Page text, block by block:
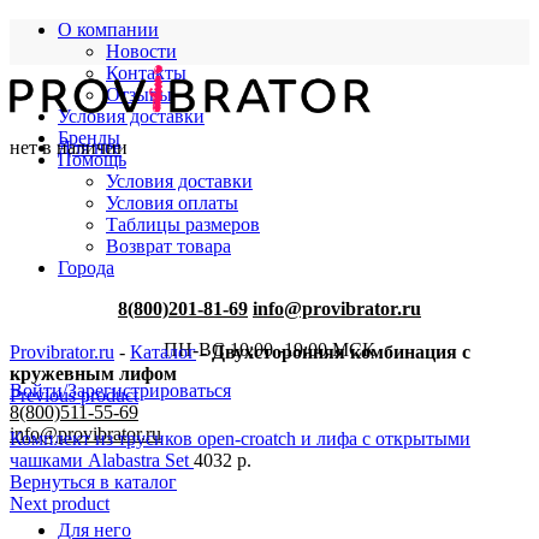
О компании
Новости
Контакты
Отзывы
Условия доставки
Бренды
Помощь
Условия доставки
Условия оплаты
Таблицы размеров
Возврат товара
Города
8(800)201-81-69 info@provibrator.ru
ПН-ВС 10:00 -19:00 МСК
Войти/Зарегистрироваться
8(800)511-55-69
info@provibrator.ru
Для нее
Для него
нет в наличии
Provibrator.ru - Каталог-Двухсторонняя комбинация с
кружевным лифом
Previous product
Комплект из трусиков open-croatch и лифа с открытыми
чашками Alabastra Set 4032 р.
Вернуться в каталог
Next product